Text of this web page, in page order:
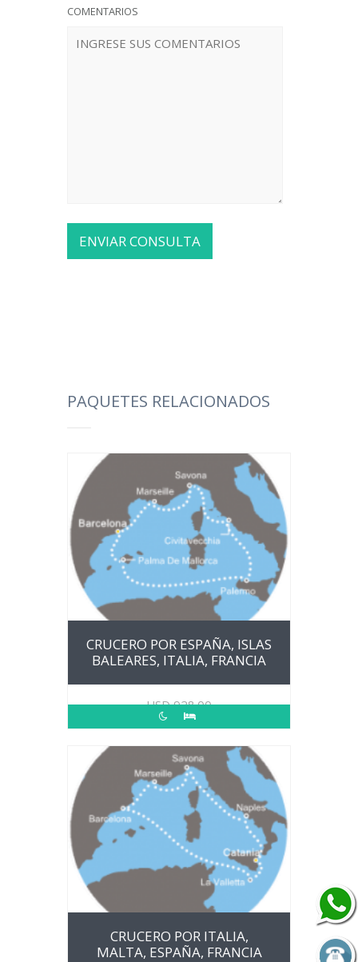
COMENTARIOS
PAQUETES RELACIONADOS
CRUCERO POR ESPAÑA, ISLAS
BALEARES, ITALIA, FRANCIA
USD928.00
CRUCERO POR ITALIA,
MALTA, ESPAÑA, FRANCIA